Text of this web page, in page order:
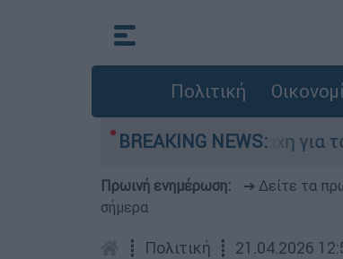
Πολιτική
BREAKING NEWS:
Η μάχη για τα Στενά του
Πρωινή ενημέρωση: ➔ Δείτε τα
σήμερα
┋ Πολιτική ┋ 21.04.2026